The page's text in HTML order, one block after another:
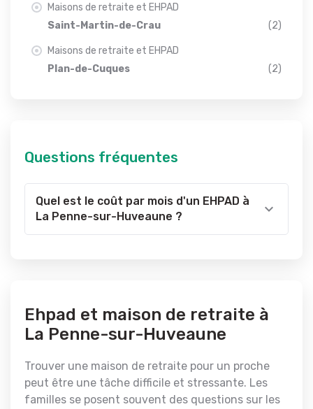
Maisons de retraite et EHPAD
Saint-Martin-de-Crau
(2)
Maisons de retraite et EHPAD
Plan-de-Cuques
(2)
Questions fréquentes
Quel est le coût par mois d'un EHPAD à
La Penne-sur-Huveaune ?
Ehpad et maison de retraite à
La Penne-sur-Huveaune
Trouver une maison de retraite pour un proche
peut être une tâche difficile et stressante. Les
familles se posent souvent des questions sur les